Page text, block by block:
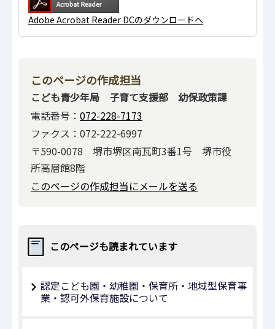
Adobe Acrobat Reader DCのダウンロードへ
このページの作成担当
こども青少年局 子育て支援部 幼保政策課
電話番号： 072-228-7173
ファクス：072-222-6997
〒590-0078 堺市堺区南瓦町3番1号 堺市役
所高層館8階
このページの作成担当にメールを送る
このページも読まれています
認定こども園・幼稚園・保育所・地域型保育事
業・認可外保育施設について